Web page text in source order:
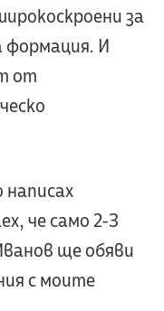
за
формация. И
от
че само 2-3
ще обяви
с моите